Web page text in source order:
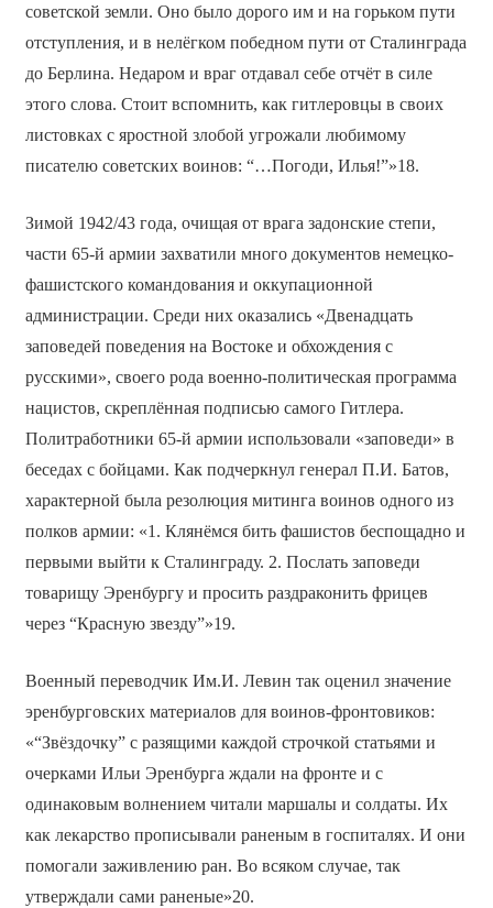
советской земли. Оно было дорого им и на горьком пути
отступления, и в нелёгком победном пути от Сталинграда
до Берлина. Недаром и враг отдавал себе отчёт в силе
этого слова. Стоит вспомнить, как гитлеровцы в своих
листовках с яростной злобой угрожали любимому
писателю советских воинов: “…Погоди, Илья!”»18.
Зимой 1942/43 года, очищая от врага задонские степи,
части 65-й армии захватили много документов немецко-
фашистского командования и оккупационной
администрации. Среди них оказались «Двенадцать
заповедей поведения на Востоке и обхождения с
русскими», своего рода военно-политическая программа
нацистов, скреплённая подписью самого Гитлера.
Политработники 65-й армии использовали «заповеди» в
беседах с бойцами. Как подчеркнул генерал П.И. Батов,
характерной была резолюция митинга воинов одного из
полков армии: «1. Клянёмся бить фашистов беспощадно и
первыми выйти к Сталинграду. 2. Послать заповеди
товарищу Эренбургу и просить раздраконить фрицев
через “Красную звезду”»19.
Военный переводчик Им.И. Левин так оценил значение
эренбурговских материалов для воинов-фронтовиков:
«“Звёздочку” с разящими каждой строчкой статьями и
очерками Ильи Эренбурга ждали на фронте и с
одинаковым волнением читали маршалы и солдаты. Их
как лекарство прописывали раненым в госпиталях. И они
помогали заживлению ран. Во всяком случае, так
утверждали сами раненые»20.